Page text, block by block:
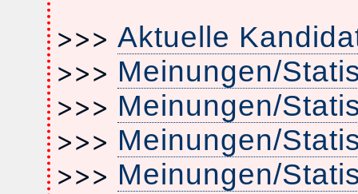
>>> Aktuelle
>>> Meinungen/
>>> Meinungen/
>>> Meinungen/
>>> Meinungen/